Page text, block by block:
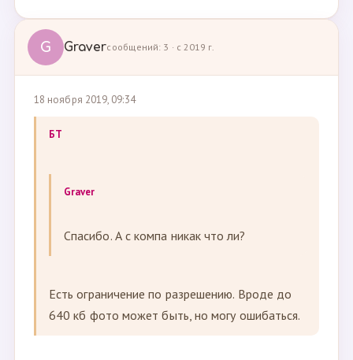
G Graverсообщений: 3 · с 2019 г.
18 ноября 2019, 09:34
БТ
Graver
Спасибо. А с компа никак что ли?
Есть ограничение по разрешению. Вроде до
640 кб фото может быть, но могу ошибаться.